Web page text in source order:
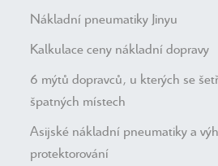
Nákladní pneumatiky Jinyu
Kalkulace ceny nákladní dopravy
6 mýtů dopravců, u kterých se
špatných místech
Asijské nákladní pneumatiky a
protektorování